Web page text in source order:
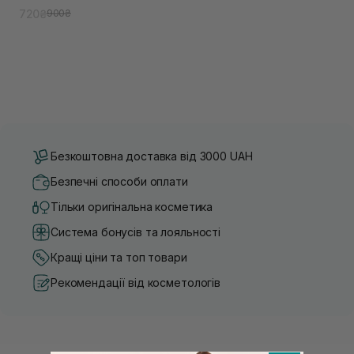
900₴
Безкоштовна доставка від 3000 UAH
Безпечні способи оплати
Тільки оригінальна косметика
Система бонусів та лояльності
Кращі ціни та топ товари
Рекомендації від косметологів